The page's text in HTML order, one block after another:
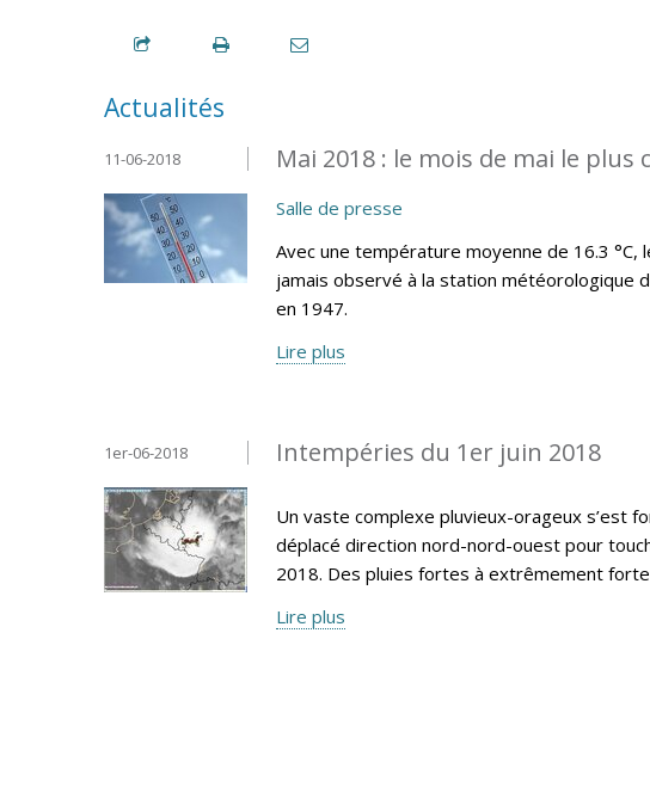
Actualités
Mai 2018 : le mois de mai le
11-06-2018
Salle de presse
Avec une température moyenne de 16.3 °C,
jamais observé à la station météorologique
en 1947.
Lire plus
Intempéries du 1er juin 2018
1er-06-2018
Un vaste complexe pluvieux-orageux s’est
déplacé direction nord-nord-ouest pour
2018. Des pluies fortes à extrêmement
Lire plus